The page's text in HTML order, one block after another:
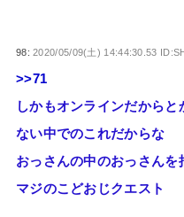
98:2020/05/09(土) 14:44:30.53
>>71
しかもオンラインだから
ない中でのこれだからな
おっさんの中のおっさんを
マジのこどおじクエスト